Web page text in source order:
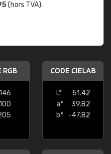
(hors TVA).
RGB CODE CIELAB
L*
51.42
a*
39.82
b*
-47.82